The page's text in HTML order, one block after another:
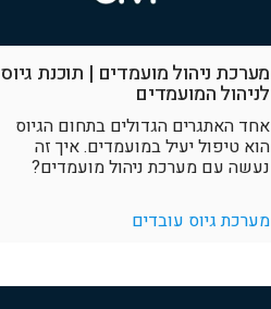
מערכת ניהול מועמדים | תוכנת גיוס
לניהול המועמדים
אחד האתגרים הגדולים בתחום הגיוס
הוא טיפול יעיל במועמדים. איך זה
נעשה עם מערכת ניהול מועמדים?
מערכת גיוס עובדים